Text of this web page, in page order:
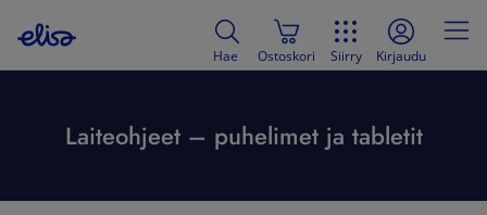
Hae Ostoskori Siirry Kirjaudu
Laiteohjeet – puhelimet ja tabletit